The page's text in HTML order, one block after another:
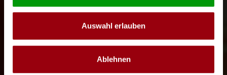
Auswahl erlauben
Ablehnen